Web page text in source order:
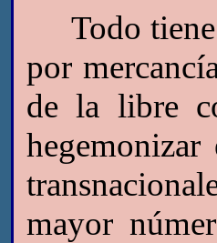
Todo tiene
por
de la libre
mayor